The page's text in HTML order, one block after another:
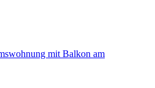
mit Balkon am